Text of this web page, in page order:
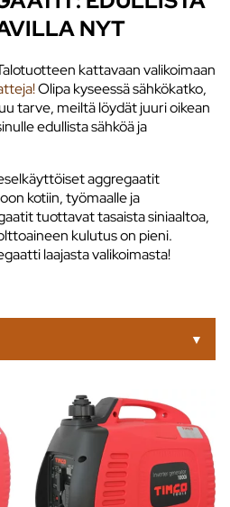
NYT
kattavaan valikoimaan
Olipa kyseessä sähkökatko,
tarve, meiltä löydät juuri oikean
edullista sähköä ja
aggregaatit
kotiin, työmaalle ja
tuottavat tasaista siniaaltoa,
kulutus on pieni.
laajasta valikoimasta!
▼